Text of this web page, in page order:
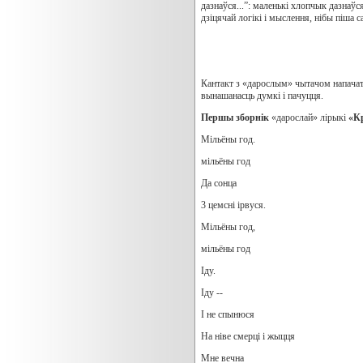
дазнаўся...”: маленькі хлопчык
дзіцячай логікі і мыслення, нібы піша
Кантакт з «дарослым» чытачом
вынашанасць думкі і пачуцця.
Першы зборнік«дарослай» лірыкі
Мільёны год.
мільёны год
Да сонца
3 цемсні ірвуся.
Мільёны год,
мільёны год
Іду.
Іду --
I не спынюся
На ніве смерці і жыцця
Мне вечна